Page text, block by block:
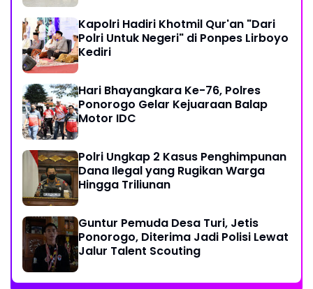
Kapolri Hadiri Khotmil Qur'an "Dari
Polri Untuk Negeri" di Ponpes Lirboyo
Kediri
Hari Bhayangkara Ke-76, Polres
Ponorogo Gelar Kejuaraan Balap
Motor IDC
Polri Ungkap 2 Kasus Penghimpunan
Dana Ilegal yang Rugikan Warga
Hingga Triliunan
Guntur Pemuda Desa Turi, Jetis
Ponorogo, Diterima Jadi Polisi Lewat
Jalur Talent Scouting